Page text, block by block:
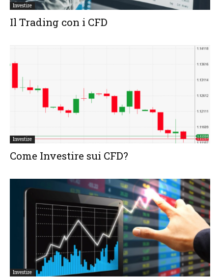
Investire
Il Trading con i CFD
Investire
Come Investire sui CFD?
Investire